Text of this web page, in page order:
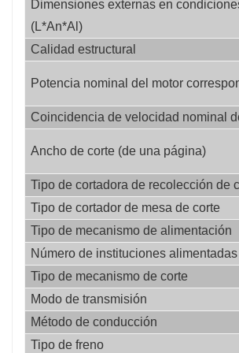
caja de carga, después de que la
descarga sea simple, aumenta la
función de elevación, se adapta
● Ensamblaje de potencia: motor
caballos de fuerza, control
conmutación de carga ligera,
carga pesada, según la aplicación
tracción en las cuatro ruedas
maniobra hidráulica: aire
electrónica, asiento suspendido,
más cómoda, motor principal de
pantalla grande de cristal líquido y
monitoreo de operación, mejora
Dimensiones externas en
(L*An*Al)
Calidad estructural
Potencia nominal del motor
Coincidencia de velocidad nominal
Ancho de corte (de una página)
Tipo de cortadora de recolección de
Tipo de cortador de mesa de corte
Tipo de mecanismo de alimentación
Número de instituciones alimentadas
Tipo de mecanismo de corte
Modo de transmisión
Método de conducción
Tipo de freno